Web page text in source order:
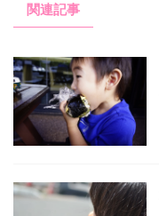
関連記事